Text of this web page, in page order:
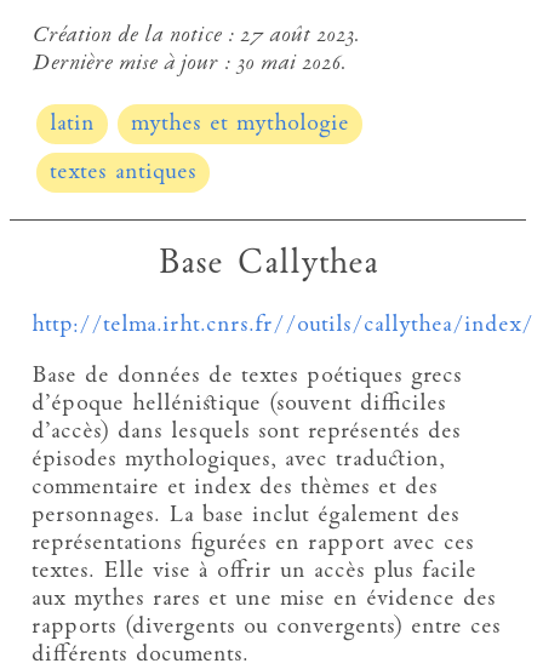
Création de la notice :27 août 2023.
Dernière mise à jour : 30 mai 2026.
latin
mythes et mythologie
textes antiques
Base Callythea
http://telma.irht.cnrs.fr//outils/callythea/index/
Base de données de textes poétiques grecs
d’époque hellénistique (souvent difficiles
d’accès) dans lesquels sont représentés des
épisodes mythologiques, avec traduction,
commentaire et index des thèmes et des
personnages. La base inclut également des
représentations figurées en rapport avec ces
textes. Elle vise à offrir un accès plus facile
aux mythes rares et une mise en évidence des
rapports (divergents ou convergents) entre ces
différents documents.